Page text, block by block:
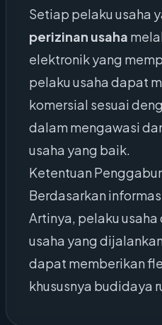
Setiap pelaku usaha
perizinan usaha
elektronik yang
pelaku usaha dapat
komersial sesuai
dalam mengawasi
usaha yang baik.
Ketentuan
Berdasarkan
Artinya, pelaku
usaha yang
dapat memberikan
khususnya budidaya